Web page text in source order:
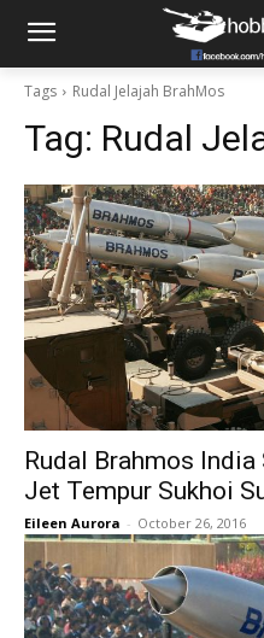
Tags Rudal Jelajah BrahMos
Tag: Rudal
Rudal Brahmos
Jet Tempur Sukhoi
Eileen Aurora - October 26, 2016